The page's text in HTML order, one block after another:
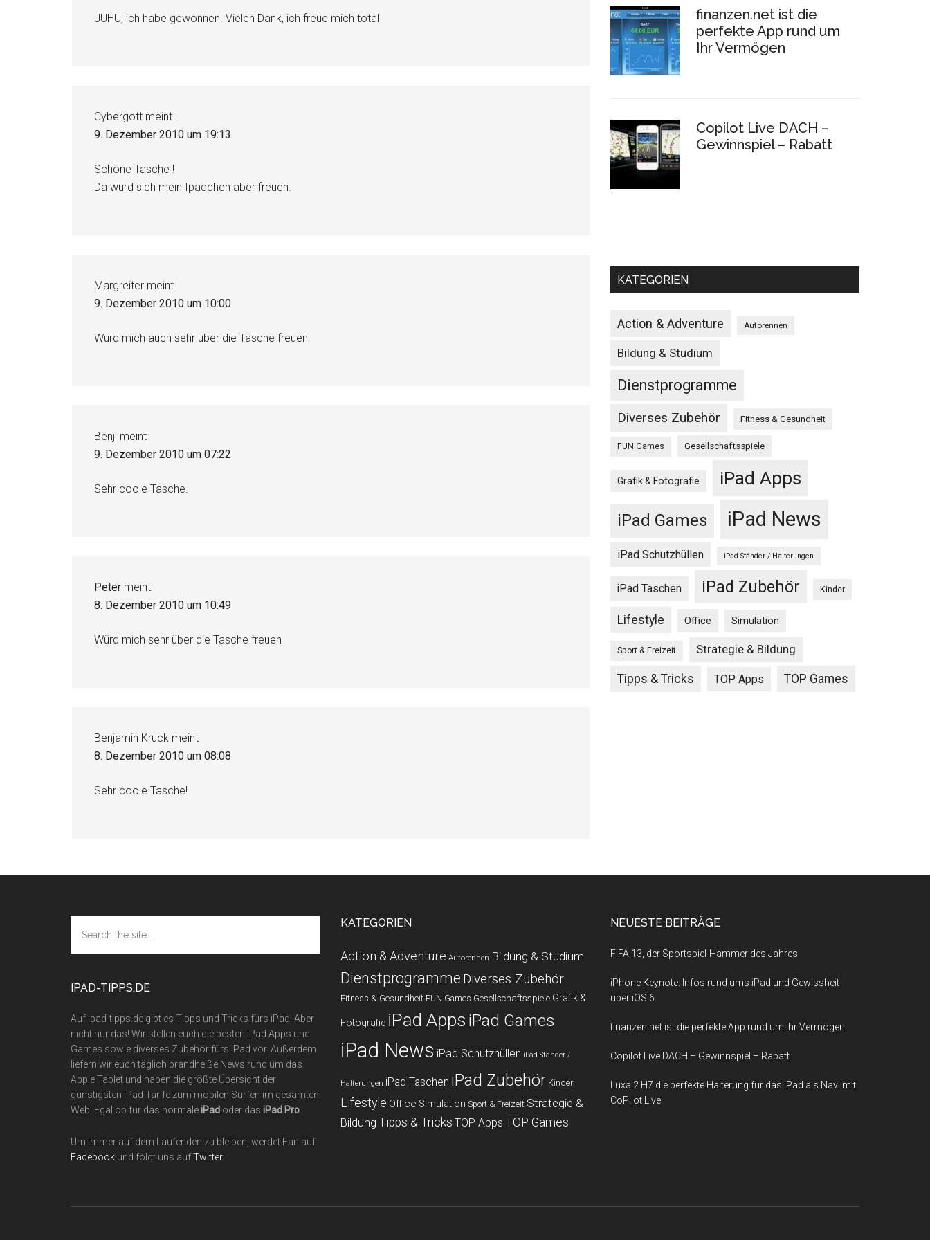
JUHU, ich habe gewonnen. Vielen Dank, ich freue mich total
Cybergott meint
9. Dezember 2010 um 19:13
Schöne Tasche !
Da würd sich mein Ipadchen aber freuen.
Margreiter meint
9. Dezember 2010 um 10:00
Würd mich auch sehr über die Tasche freuen
Benji meint
9. Dezember 2010 um 07:22
Sehr coole Tasche.
Peter meint
8. Dezember 2010 um 10:49
Würd mich sehr über die Tasche freuen
Benjamin Kruck meint
8. Dezember 2010 um 08:08
Sehr coole Tasche!
finanzen.net ist die
perfekte App rund um
Ihr Vermögen
Copilot Live DACH –
Gewinnspiel – Rabatt
KATEGORIEN
Action & Adventure Autorennen
Bildung & Studium
Dienstprogramme
Diverses Zubehör Fitness & Gesundheit
FUN Games Gesellschaftsspiele
Grafik & Fotografie iPad Apps
iPad Games iPad News
iPad Schutzhüllen iPad Ständer / Halterungen
iPad Taschen iPad Zubehör Kinder
Lifestyle Office Simulation
Sport & Freizeit Strategie & Bildung
Tipps & Tricks TOP Apps TOP Games
the
site
IPAD-TIPPS.DE
Auf ipad-tipps.de gibt es Tipps und Tricks fürs iPad. Aber
nicht nur das! Wir stellen euch die besten iPad Apps und
Games sowie diverses Zubehör fürs iPad vor. Außerdem
liefern wir euch täglich brandheiße News rund um das
Apple Tablet und haben die größte Übersicht der
günstigsten iPad Tarife zum mobilen Surfen im gesamten
Web. Egal ob für das normaleiPad oder das iPad Pro
Um immer auf dem Laufenden zu bleiben, werdet Fan auf
Facebook und folgt uns aufTwitter.
KATEGORIEN
Action & Adventure Autorennen Bildung & Studium
Dienstprogramme Diverses Zubehör
Fitness & Gesundheit FUN Games Gesellschaftsspiele Grafik &
Fotografie iPad Apps iPad Games
iPad News iPad Schutzhüllen iPad Ständer /
Halterungen iPad Taschen iPad Zubehör Kinder
Lifestyle Office Simulation Sport & Freizeit Strategie &
Bildung Tipps & Tricks TOP Apps TOP Games
NEUESTE BEITRÄGE
FIFA 13, der Sportspiel-Hammer des Jahres
iPhone Keynote: Infos rund ums iPad und Gewissheit
über iOS 6
finanzen.net ist die perfekte App rund um Ihr Vermögen
Copilot Live DACH – Gewinnspiel – Rabatt
Luxa 2 H7 die perfekte Halterung für das iPad als Navi mit
CoPilot Live